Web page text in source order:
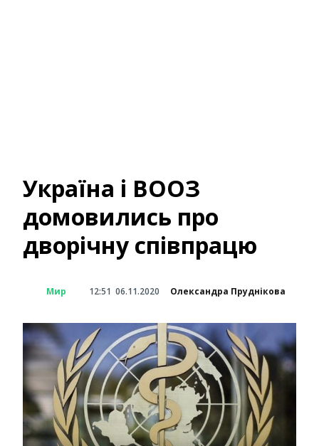
Україна і ВООЗ
домовились про
дворічну співпрацю
Мир 12:51 06.11.2020 Олександра Пруднікова